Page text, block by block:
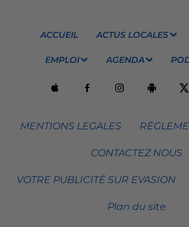
ACCUEIL ACTUS LOCALES
EMPLOI AGENDA
MENTIONS LEGALES
CONTACTEZ NOUS
VOTRE PUBLICITÉ SUR EVASION
Plan du site